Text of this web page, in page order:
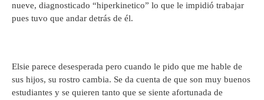
nueve, diagnosticado “hiperkinetico” lo que le impidió trabajar
pues tuvo que andar detrás de él.
Elsie parece desesperada pero cuando le pido que me hable de
sus hijos, su rostro cambia. Se da cuenta de que son muy buenos
estudiantes y se quieren tanto que se siente afortunada de